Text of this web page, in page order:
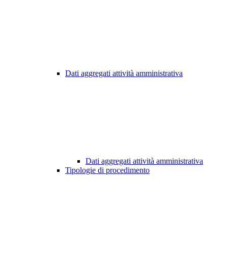
Dati aggregati attività amministrativa
Dati aggregati attività amministrativa
Tipologie di procedimento